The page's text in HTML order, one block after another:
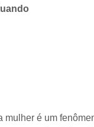
mulher é um